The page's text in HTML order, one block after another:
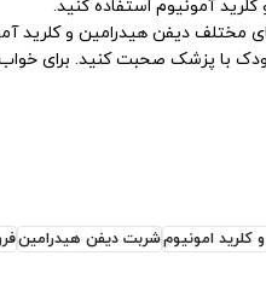
مختلف دیفن هیدرامین و کلرید
با پزشک صحبت کنید. برای
کلرید امونیومشربت دیفن هیدرامین